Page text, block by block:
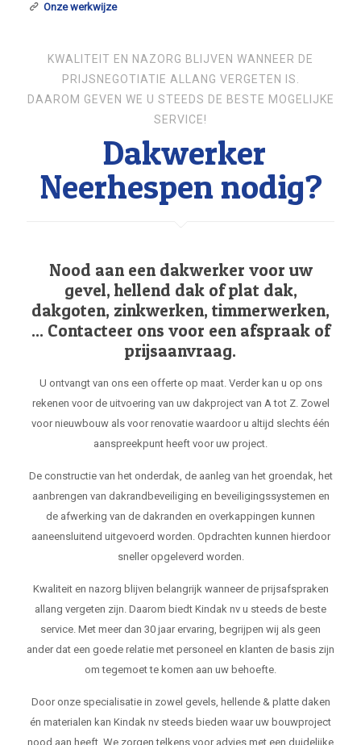
Onze werkwijze
KWALITEIT EN NAZORG BLIJVEN WANNEER DE
PRIJSNEGOTIATIE ALLANG VERGETEN IS.
DAAROM GEVEN WE U STEEDS DE BESTE MOGELIJKE
SERVICE!
Dakwerker
Neerhespen nodig?
Nood aan een dakwerker voor uw
gevel, hellend dak of plat dak,
dakgoten, zinkwerken, timmerwerken,
... Contacteer ons voor een afspraak of
prijsaanvraag.
U ontvangt van ons een offerte op maat. Verder kan u op ons
rekenen voor de uitvoering van uw dakproject van A tot Z. Zowel
voor nieuwbouw als voor renovatie waardoor u altijd slechts één
aanspreekpunt heeft voor uw project.
De constructie van het onderdak, de aanleg van het groendak, het
aanbrengen van dakrandbeveiliging en beveiligingssystemen en
de afwerking van de dakranden en overkappingen kunnen
aaneensluitend uitgevoerd worden. Opdrachten kunnen hierdoor
sneller opgeleverd worden.
Kwaliteit en nazorg blijven belangrijk wanneer de prijsafspraken
allang vergeten zijn. Daarom biedt Kindak nv u steeds de beste
service. Met meer dan 30 jaar ervaring, begrijpen wij als geen
ander dat een goede relatie met personeel en klanten de basis zijn
om tegemoet te komen aan uw behoefte.
Door onze specialisatie in zowel gevels, hellende & platte daken
én materialen kan Kindak nv steeds bieden waar uw bouwproject
nood aan heeft. We zorgen telkens voor advies met een duidelijke